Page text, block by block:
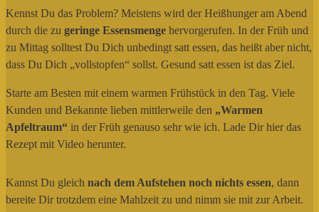
Kennst Du das Problem? Meistens wird der Heißhunger am Abend
durch die zu geringe Essensmenge hervorgerufen. In der Früh und
zu Mittag solltest Du Dich unbedingt satt essen, das heißt aber nicht,
dass Du Dich „vollstopfen“ sollst. Gesund satt essen ist das Ziel.
Starte am Besten mit einem warmen Frühstück in den Tag. Viele
Kunden und Bekannte lieben mittlerweile den „Warmen
Apfeltraum“ in der Früh genauso sehr wie ich. Lade Dir hier das
Rezept mit Video herunter.
Kannst Du gleich nach dem Aufstehen noch nichts essen, dann
bereite Dir trotzdem eine Mahlzeit zu und nimm sie mit zur Arbeit.